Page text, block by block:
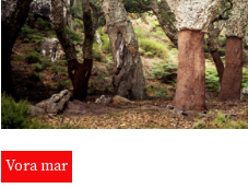
Vora mar